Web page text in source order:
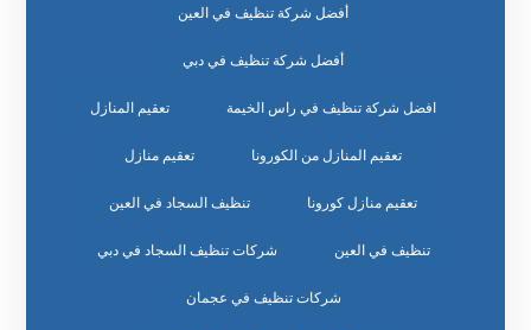
أفضل شركة تنظيف في العين
أفضل شركة تنظيف في دبي
افضل شركة تنظيف في راس الخيمة تعقيم المنازل
تعقيم المنازل من الكورونا تعقيم منازل
تعقيم منازل كورونا تنظيف السجاد في العين
تنظيف في العين شركات تنظيف السجاد في دبي
شركات تنظيف في عجمان